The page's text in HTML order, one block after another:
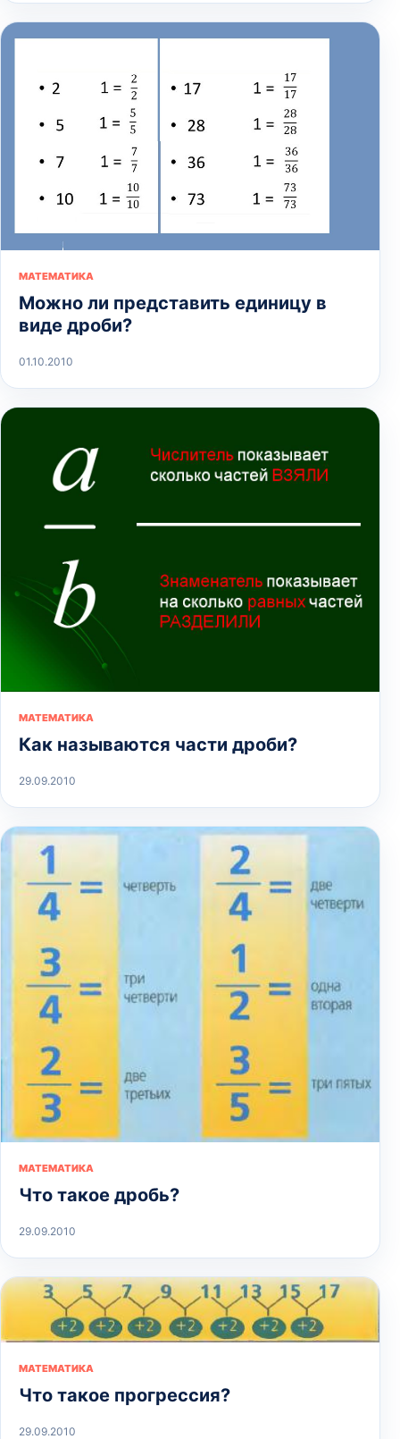
МАТЕМАТИКА
Можно ли представить единицу в
виде дроби?
01.10.2010
МАТЕМАТИКА
Как называются части дроби?
29.09.2010
МАТЕМАТИКА
Что такое дробь?
29.09.2010
МАТЕМАТИКА
Что такое прогрессия?
29.09.2010